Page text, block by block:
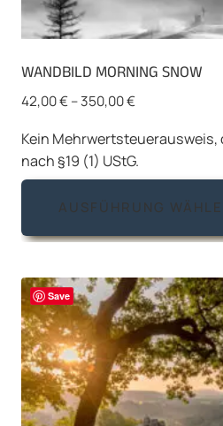
WANDBILD MORNING SNOW
42,00€–350,00€
Kein
nach §19 (1) UStG.
AUSFÜHRUNG
Save